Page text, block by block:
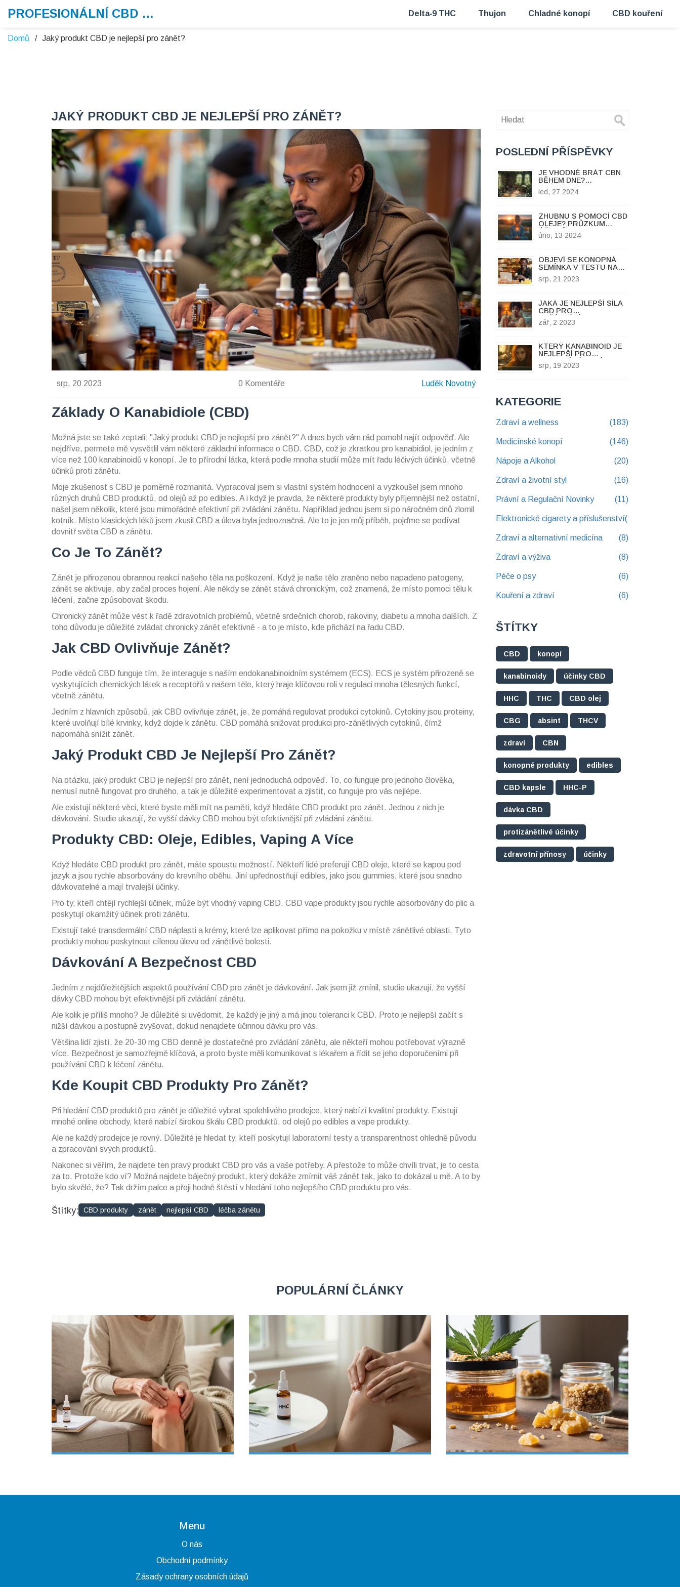
PROFESIONÁLNÍ CBD VAPE Delta‑9 THC Thujon Chladné konopí CBD kouření
Domů Jaký produkt CBD je nejlepší pro zánět?
JAKÝ PRODUKT CBD JE NEJLEPŠÍ PRO ZÁNĚT?
srp, 20 2023 0 Komentáře Luděk Novotný
Základy O Kanabidiole (CBD)
Možná jste se také zeptali: "Jaký produkt CBD je nejlepší pro zánět?" A dnes bych vám rád pomohl najít odpověď. Ale
nejdříve, permete mě vysvětlil vám některé základní informace o CBD. CBD, což je zkratkou pro kanabidiol, je jedním z
více než 100 kanabinoidů v konopí. Je to přírodní látka, která podle mnoha studií může mít řadu léčivých účinků, včetně
účinků proti zánětu.
Moje zkušenost s CBD je poměrně rozmanitá. Vypracoval jsem si vlastní systém hodnocení a vyzkoušel jsem mnoho
různých druhů CBD produktů, od olejů až po edibles. A i když je pravda, že některé produkty byly příjemnější než ostatní,
našel jsem několik, které jsou mimořádně efektivní při zvládání zánětu. Například jednou jsem si po náročném dnů zlomil
kotník. Místo klasických léků jsem zkusil CBD a úleva byla jednoznačná. Ale to je jen můj příběh, pojďme se podívat
dovnitř světa CBD a zánětu.
Co Je To Zánět?
Zánět je přirozenou obrannou reakcí našeho těla na poškození. Když je naše tělo zraněno nebo napadeno patogeny,
zánět se aktivuje, aby začal proces hojení. Ale někdy se zánět stává chronickým, což znamená, že místo pomoci tělu k
léčení, začne způsobovat škodu.
Chronický zánět může vést k řadě zdravotních problémů, včetně srdečních chorob, rakoviny, diabetu a mnoha dalších. Z
toho důvodu je důležité zvládat chronický zánět efektivně - a to je místo, kde přichází na řadu CBD.
Jak CBD Ovlivňuje Zánět?
Podle vědců CBD funguje tím, že interaguje s naším endokanabinoidním systémem (ECS). ECS je systém přirozeně se
vyskytujících chemických látek a receptořů v našem těle, který hraje klíčovou roli v regulaci mnoha tělesných funkcí,
včetně zánětu.
Jedním z hlavních způsobů, jak CBD ovlivňuje zánět, je, že pomáhá regulovat produkci cytokinů. Cytokiny jsou proteiny,
které uvolňují bílé krvinky, když dojde k zánětu. CBD pomáhá snižovat produkci pro-zánětlivých cytokinů, čímž
napomáhá snížit zánět.
Jaký Produkt CBD Je Nejlepší Pro Zánět?
Na otázku, jaký produkt CBD je nejlepší pro zánět, není jednoduchá odpověď. To, co funguje pro jednoho člověka,
nemusí nutně fungovat pro druhého, a tak je důležité experimentovat a zjistit, co funguje pro vás nejlépe.
Ale existují některé věci, které byste měli mít na paměti, když hledáte CBD produkt pro zánět. Jednou z nich je
dávkování. Studie ukazují, že vyšší dávky CBD mohou být efektivnější při zvládání zánětu.
Produkty CBD: Oleje, Edibles, Vaping A Více
Když hledáte CBD produkt pro zánět, máte spoustu možností. Někteří lidé preferují CBD oleje, které se kapou pod
jazyk a jsou rychle absorbovány do krevního oběhu. Jiní upřednostňují edibles, jako jsou gummies, které jsou snadno
dávkovatelné a mají trvalejší účinky.
Pro ty, kteří chtějí rychlejší účinek, může být vhodný vaping CBD. CBD vape produkty jsou rychle absorbovány do plic a
poskytují okamžitý účinek proti zánětu.
Existují také transdermální CBD náplasti a krémy, které lze aplikovat přímo na pokožku v místě zánětlivé oblasti. Tyto
produkty mohou poskytnout cílenou úlevu od zánětlivé bolesti.
Dávkování A Bezpečnost CBD
Jedním z nejdůležitějších aspektů používání CBD pro zánět je dávkování. Jak jsem již zmínil, studie ukazují, že vyšší
dávky CBD mohou být efektivnější při zvládání zánětu.
Ale kolik je příliš mnoho? Je důležité si uvědomit, že každý je jiný a má jinou toleranci k CBD. Proto je nejlepší začít s
nižší dávkou a postupně zvyšovat, dokud nenajdete účinnou dávku pro vás.
Většina lidí zjistí, že 20-30 mg CBD denně je dostatečné pro zvládání zánětu, ale někteří mohou potřebovat výrazně
více. Bezpečnost je samozřejmě klíčová, a proto byste měli komunikovat s lékařem a řídit se jeho doporučeními při
používání CBD k léčení zánětu.
Kde Koupit CBD Produkty Pro Zánět?
Při hledání CBD produktů pro zánět je důležité vybrat spolehlivého prodejce, který nabízí kvalitní produkty. Existují
mnohé online obchody, které nabízí širokou škálu CBD produktů, od olejů po edibles a vape produkty.
Ale ne každý prodejce je rovný. Důležité je hledat ty, kteří poskytují laboratorní testy a transparentnost ohledně původu
a zpracování svých produktů.
Nakonec si věřím, že najdete ten pravý produkt CBD pro vás a vaše potřeby. A přestože to může chvíli trvat, je to cesta
za to. Protože kdo ví? Možná najdete báječný produkt, který dokáže zmírnit váš zánět tak, jako to dokázal u mě. A to by
bylo skvělé, že? Tak držím palce a přeji hodně štěstí v hledání toho nejlepšího CBD produktu pro vás.
Štítky: CBD produkty zánět nejlepší CBD léčba zánětu
POSLEDNÍ PŘÍSPĚVKY
JE VHODNÉ BRÁT CBN
BĚHEM DNE?
PRŮVODCE PRO
MAXIMÁLNÍ ÚČINEK
led, 27 2024
ZHUBNU S POMOCÍ CBD
OLEJE? PRŮZKUM
ÚČINKŮ CBD NA
HUBNUTÍ
úno, 13 2024
OBJEVÍ SE KONOPNÁ
SEMÍNKA V TESTU NA
DROGY?
srp, 21 2023
JAKÁ JE NEJLEPŠÍ SÍLA
CBD PRO
ZAČÁTEČNÍKY?
zář, 2 2023
KTERÝ KANABINOID JE
NEJLEPŠÍ PRO
PROTIZÁNĚTLIVÉ
ÚČINKY?
srp, 19 2023
KATEGORIE
Zdraví a wellness (183)
Medicínské konopí (146)
Nápoje a Alkohol (20)
Zdraví a životní styl (16)
Právní a Regulační Novinky (11)
Elektronické cigarety a příslušenství(10)
Zdraví a alternativní medicína (8)
Zdraví a výživa (8)
Péče o psy (6)
Kouření a zdraví (6)
ŠTÍTKY
CBD konopí
kanabinoidy účinky CBD
HHC THC CBD olej
CBG absint THCV
zdraví CBN
konopné produkty edibles
CBD kapsle HHC-P
dávka CBD
protizánětlivé účinky
zdravotní přínosy účinky
POPULÁRNÍ ČLÁNKY
Menu
O nás
Obchodní podmínky
Zásady ochrany osobních údajů